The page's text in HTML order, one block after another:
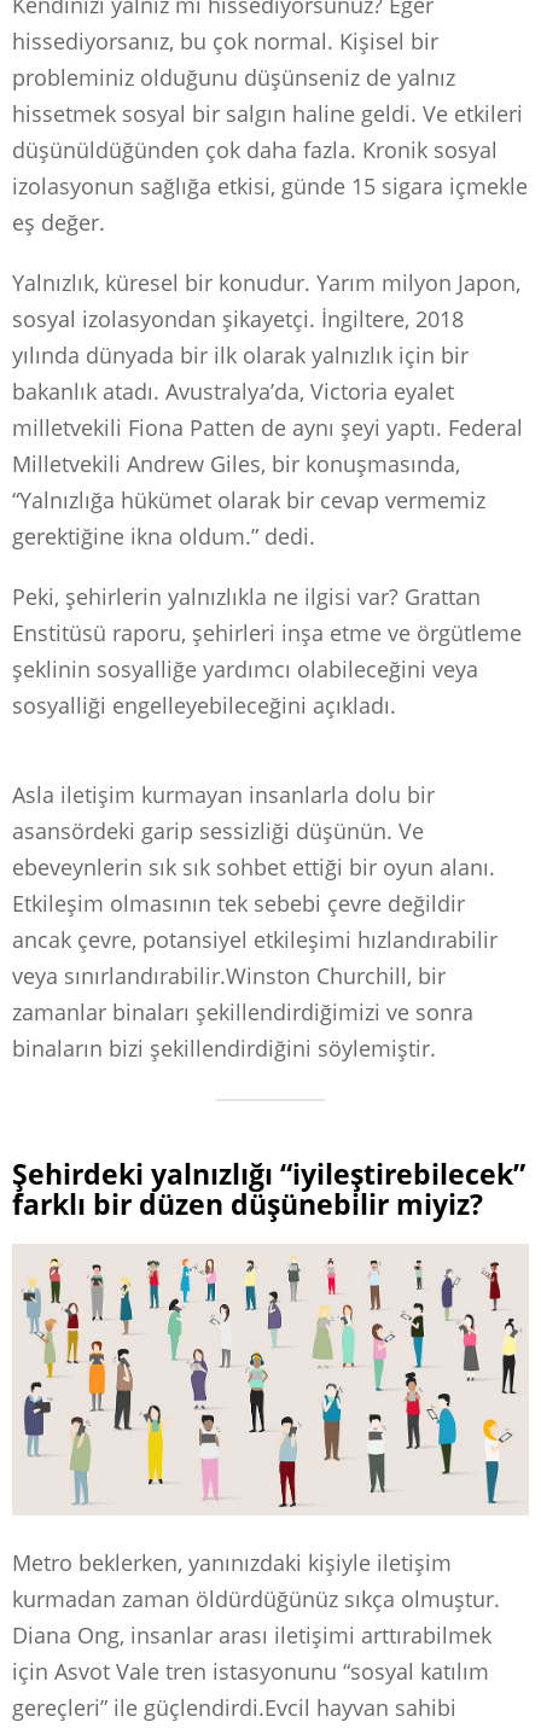
hissediyorsanız, bu çok normal. Kişisel bir
probleminiz olduğunu düşünseniz de yalnız
hissetmek sosyal bir salgın haline geldi. Ve etkileri
düşünüldüğünden çok daha fazla. Kronik sosyal
izolasyonun sağlığa etkisi, günde 15 sigara içmekle
eş değer.
Yalnızlık, küresel bir konudur. Yarım milyon Japon,
sosyal izolasyondan şikayetçi. İngiltere, 2018
yılında dünyada bir ilk olarak yalnızlık için bir
bakanlık atadı. Avustralya’da, Victoria eyalet
milletvekili Fiona Patten de aynı şeyi yaptı. Federal
Milletvekili Andrew Giles, bir konuşmasında,
“Yalnızlığa hükümet olarak bir cevap vermemiz
gerektiğine ikna oldum.” dedi.
Peki, şehirlerin yalnızlıkla ne ilgisi var? Grattan
Enstitüsü raporu, şehirleri inşa etme ve örgütleme
şeklinin sosyalliğe yardımcı olabileceğini veya
sosyalliği engelleyebileceğini açıkladı.
Asla iletişim kurmayan insanlarla dolu bir
asansördeki garip sessizliği düşünün. Ve
ebeveynlerin sık sık sohbet ettiği bir oyun alanı.
Etkileşim olmasının tek sebebi çevre değildir
ancak çevre, potansiyel etkileşimi hızlandırabilir
veya sınırlandırabilir.Winston Churchill, bir
zamanlar binaları şekillendirdiğimizi ve sonra
binaların bizi şekillendirdiğini söylemiştir.
Şehirdeki yalnızlığı “iyileştirebilecek”
farklı bir düzen düşünebilir miyiz?
Metro beklerken, yanınızdaki kişiyle iletişim
kurmadan zaman öldürdüğünüz sıkça olmuştur.
Diana Ong, insanlar arası iletişimi arttırabilmek
için Asvot Vale tren istasyonunu “sosyal katılım
gereçleri” ile güçlendirdi.Evcil hayvan sahibi